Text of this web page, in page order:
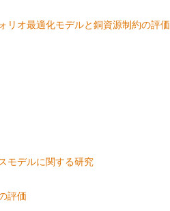
リオ最適化モデルと銅資源制約の評価
モデルに関する研究
評価